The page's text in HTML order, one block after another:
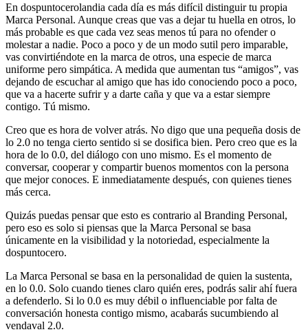
En dospuntocerolandia cada día es más difícil distinguir tu propia
Marca Personal. Aunque creas que vas a dejar tu huella en otros, lo
más probable es que cada vez seas menos tú para no ofender o
molestar a nadie. Poco a poco y de un modo sutil pero imparable,
vas convirtiéndote en la marca de otros, una especie de marca
uniforme pero simpática. A medida que aumentan tus “amigos”, vas
dejando de escuchar al amigo que has ido conociendo poco a poco,
que va a hacerte sufrir y a darte caña y que va a estar siempre
contigo. Tú mismo.
Creo que es hora de volver atrás. No digo que una pequeña dosis de
lo 2.0 no tenga cierto sentido si se dosifica bien. Pero creo que es la
hora de lo 0.0, del diálogo con uno mismo. Es el momento de
conversar, cooperar y compartir buenos momentos con la persona
que mejor conoces. E inmediatamente después, con quienes tienes
más cerca.
Quizás puedas pensar que esto es contrario al Branding Personal,
pero eso es solo si piensas que la Marca Personal se basa
únicamente en la visibilidad y la notoriedad, especialmente la
dospuntocero.
La Marca Personal se basa en la personalidad de quien la sustenta,
en lo 0.0. Solo cuando tienes claro quién eres, podrás salir ahí fuera
a defenderlo. Si lo 0.0 es muy débil o influenciable por falta de
conversación honesta contigo mismo, acabarás sucumbiendo al
vendaval 2.0.